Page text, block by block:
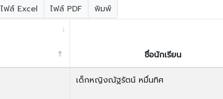
ไฟล์ Excel ไฟล์ PDF พิมพ์
ชื่อนักเรียน
เด็กหญิงณัฐรัตน์ หมื่นทิศ